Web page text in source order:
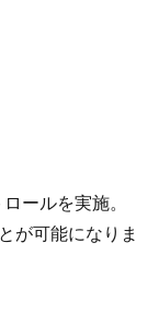
ールを実施。
が可能になりま